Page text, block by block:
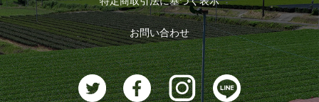
おすすめのお茶
お茶に合うスイーツ
ログアウト
お問い合わせ